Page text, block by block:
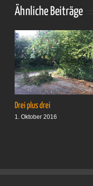
Ähnliche Beiträge
Drei plus drei
1. Oktober 2016